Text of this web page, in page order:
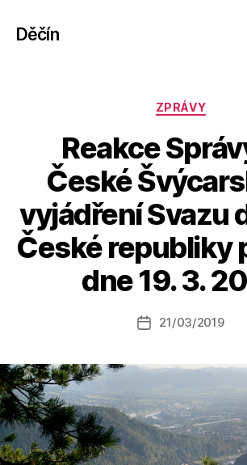
Děčín
Rubriky
ZPRÁVY
Reakce
České
vyjádření Svazu
České republiky
dne 19. 3.
Autor
příspěvku
u
t
o
a
o
Datum
21/03/2019